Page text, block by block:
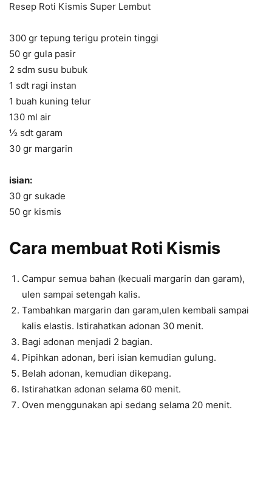
Resep Roti Kismis Super Lembut
300 gr tepung terigu protein tinggi
50 gr gula pasir
2 sdm susu bubuk
1 sdt ragi instan
1 buah kuning telur
130 ml air
½ sdt garam
30 gr margarin
isian:
30 gr sukade
50 gr kismis
Cara membuat Roti Kismis
Campur semua bahan (kecuali margarin dan garam),
ulen sampai setengah kalis.
Tambahkan margarin dan garam,ulen kembali sampai
kalis elastis. Istirahatkan adonan 30 menit.
Bagi adonan menjadi 2 bagian.
Pipihkan adonan, beri isian kemudian gulung.
Belah adonan, kemudian dikepang.
Istirahatkan adonan selama 60 menit.
Oven menggunakan api sedang selama 20 menit.